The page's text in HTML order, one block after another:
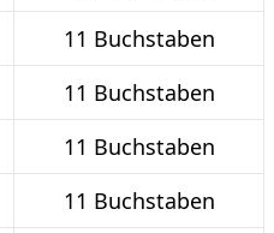
11 Buchstaben
11 Buchstaben
11 Buchstaben
11 Buchstaben